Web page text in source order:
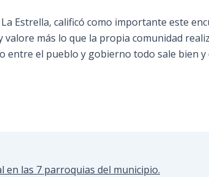
Estrella, calificó como importante este
más lo que la propia comunidad
entre el pueblo y gobierno todo sale bien
en las 7 parroquias del municipio.